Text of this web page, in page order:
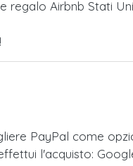
regalo Airbnb Stati
PayPal come
l'acquisto: